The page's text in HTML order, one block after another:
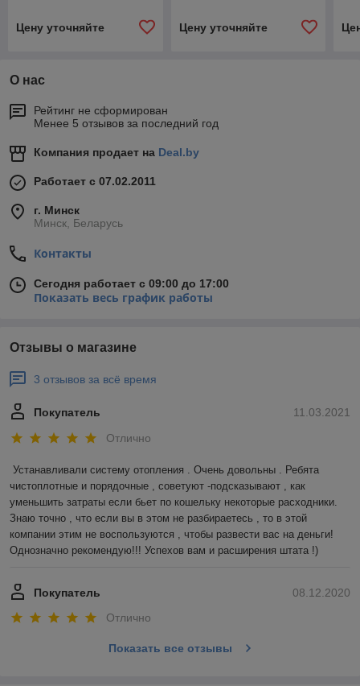
Цену уточняйте Цену уточняйте
О нас
Рейтинг не сформирован
Менее 5 отзывов за последний год
Компания продает на Deal.by
Работает с 07.02.2011
г. Минск
Минск, Беларусь
Контакты
Сегодня работает с 09:00 до 17:00
Показать весь график работы
Отзывы о магазине
3 отзывов за всё время
11.03.2021
Покупатель
Отлично
Устанавливали систему отопления . Очень довольны . Ребята
чистоплотные и порядочные , советуют -подсказывают , как
уменьшить затраты если бьет по кошельку некоторые расходники.
Знаю точно , что если вы в этом не разбираетесь , то в этой
компании этим не воспользуются , чтобы развести вас на деньги!
Однозначно рекомендую!!! Успехов вам и расширения штата !)
08.12.2020
Покупатель
Отлично
Показать все отзывы